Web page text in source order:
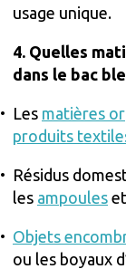
usage unique.
4. Quelles
dans le bac
Les matières
produits
Résidus
les ampoules
Objets
ou les boyaux